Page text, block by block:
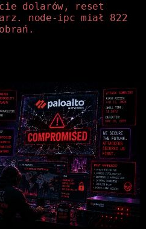
dolarów, reset
node-ipc miał 822